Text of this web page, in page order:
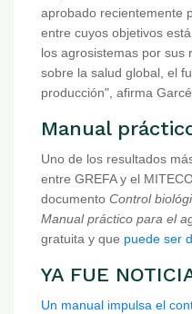
aprobado recientemente
entre cuyos objetivos
los agrosistemas por sus
sobre la salud global, el
producción", afirma
Manual
Uno de los resultados
entre GREFA y el
documento Control
Manual práctico para el
gratuita y que puede ser
YA FUE
Un manual impulsa el